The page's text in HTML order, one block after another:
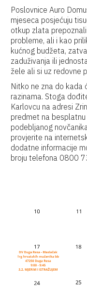
Poslovnice Auro
mjeseca posjećuju
otkup zlata
probleme, ali i kao
kućnog budžeta,
zaduživanja ili
žele ali si uz redovne
Nitko ne zna do kada
razinama. Stoga
Karlovcu na adresi
predmet na
podebljanog
provjerite na
dodatne informacije
broju telefona 0800